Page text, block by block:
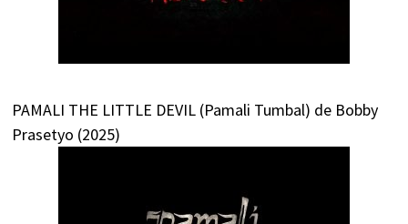
PAMALI THE LITTLE DEVIL (Pamali Tumbal) de Bobby
Prasetyo (2025)